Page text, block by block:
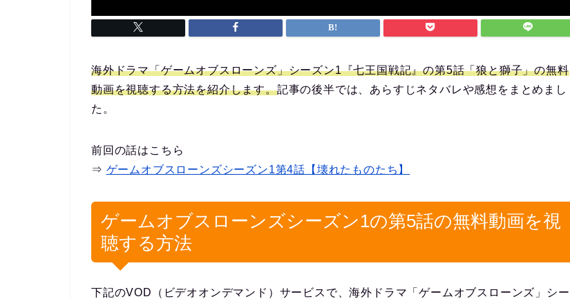
海外ドラマ「ゲームオブスローンズ」シーズン1『七王国戦記』の第5話「狼と獅子」の無料
動画を視聴する方法を紹介します。記事の後半では、あらすじネタバレや感想をまとめまし
た。
前回の話はこちら
⇒ ゲームオブスローンズシーズン1第4話【壊れたものたち】
ゲームオブスローンズシーズン1の第5話の無料動画を視
聴する方法
下記のVOD（ビデオオンデマンド）サービスで、海外ドラマ「ゲームオブスローンズ」シー